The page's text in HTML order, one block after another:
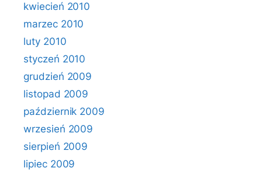
kwiecień 2010
marzec 2010
luty 2010
styczeń 2010
grudzień 2009
listopad 2009
październik 2009
wrzesień 2009
sierpień 2009
lipiec 2009